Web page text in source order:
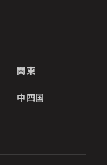
関東
中四国